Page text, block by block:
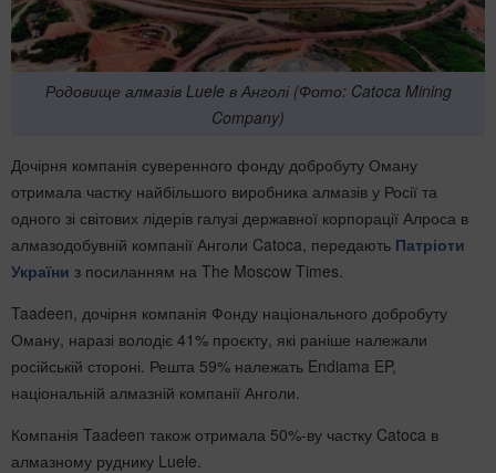
Родовище алмазів Luele в Анголі (Фото: Catoca Mining
Company)
Дочірня компанія суверенного фонду добробуту Оману
отримала частку найбільшого виробника алмазів у Росії та
одного зі світових лідерів галузі державної корпорації Алроса в
алмазодобувній компанії Анголи Catoca, передають Патріоти
України з посиланням на The Moscow Times.
Taadeen, дочірня компанія Фонду національного добробуту
Оману, наразі володіє 41% проєкту, які раніше належали
російській стороні. Решта 59% належать Endiama EP,
національній алмазній компанії Анголи.
Компанія Taadeen також отримала 50%-ву частку Catoca в
алмазному руднику Luele.